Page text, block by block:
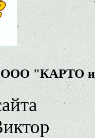
ООО "КАРТО